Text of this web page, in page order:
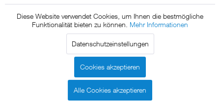
Binnengewässer oder auf offener See. Sie informieren sich über die
aktuelle Wetterlage, zeichnen die zurückgelegte Route auf und sind
dabei jederzeit telefonisch erreichbar.
Alles auf einen Blick und mit einem Griff, denn mit xMount@Boot
xMount@Boot kann mit einem Saugadapter befestigt werden, der
iPhone SE 3 (2022) Halter mit dem Saugnapf schnell an allen glatten
Diese Website verwendet Cookies, um Ihnen die bestmögliche
Funktionalität bieten zu können. Mehr Informationen
Datenschutzeinstellungen
Cookies akzeptieren
Alle Cookies akzeptieren